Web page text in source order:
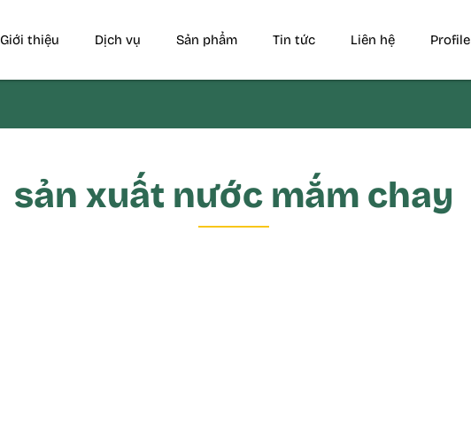
Giới thiệu Dịch vụ Sản phẩm Tin tức Liên hệ Profile
sản xuất nước mắm chay